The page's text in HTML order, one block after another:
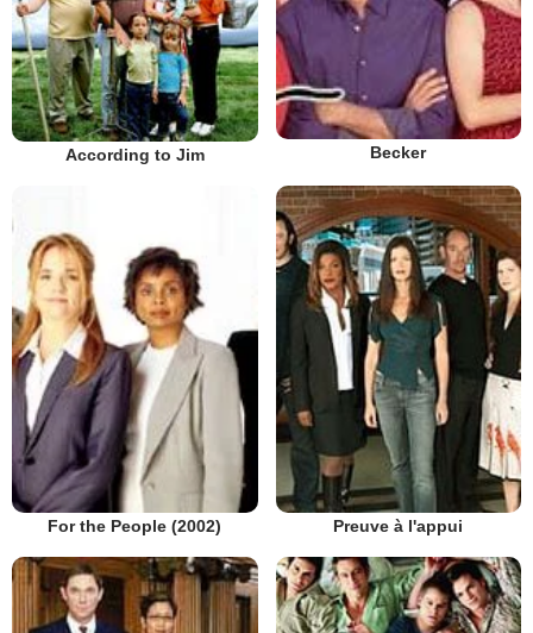
According to Jim Becker
For the People (2002) Preuve à l'appui